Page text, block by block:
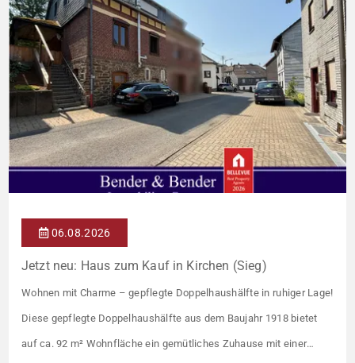
Modern gefliestes Badezimmer mit großem Handtuchheizkörper
Beheizung über eine […]
06.08.2026
Jetzt neu: Haus zum Kauf in Kirchen (Sieg)
Wohnen mit Charme – gepflegte Doppelhaushälfte in ruhiger Lage!
Diese gepflegte Doppelhaushälfte aus dem Baujahr 1918 bietet
auf ca. 92 m² Wohnfläche ein gemütliches Zuhause mit einer